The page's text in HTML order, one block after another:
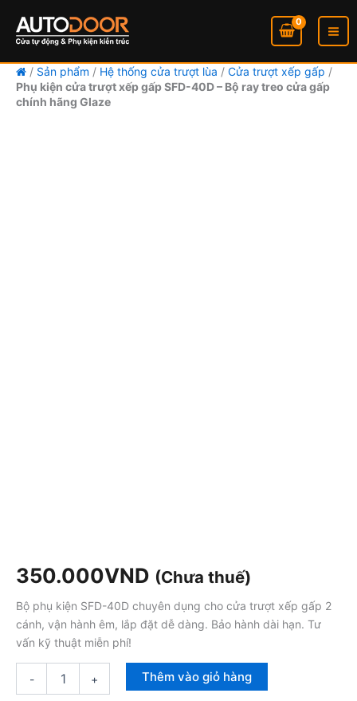
dung
/ Sản phẩm / Hệ thống cửa trượt lùa / Cửa trượt xếp gấp /
Phụ kiện cửa trượt xếp gấp SFD-40D – Bộ ray treo cửa gấp
chính hãng Glaze
350.000VND (Chưa thuế)
Bộ phụ kiện SFD-40D chuyên dụng cho cửa trượt xếp gấp 2
cánh, vận hành êm, lắp đặt dễ dàng. Bảo hành dài hạn. Tư
vấn kỹ thuật miễn phí!
- + Thêm vào giỏ hàng
xếp
gấp
40D
số
lượng